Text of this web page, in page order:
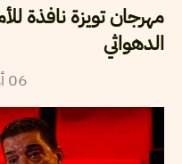
مهرجان تويزة نافذة
الدهواثي
06